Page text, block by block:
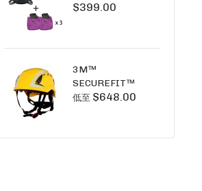
式呼吸防護面具 +
SECURE CLICK HF-
系列
$399.00
3M™
SECUREFIT™
X5000系列 透氣安
低至 $648.00